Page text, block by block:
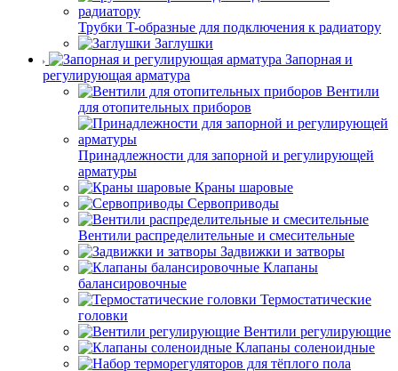
Трубки T-образные для подключения к радиатору
Заглушки
Запорная и
регулирующая арматура
Вентили
для отопительных приборов
Принадлежности для запорной и регулирующей
арматуры
Краны шаровые
Сервоприводы
Вентили распределительные и смесительные
Задвижки и затворы
Клапаны
балансировочные
Термостатические
головки
Вентили регулирующие
Клапаны соленоидные